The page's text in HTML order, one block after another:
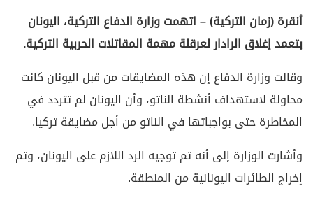
أنقرة (زمان التركية) – اتهمت وزارة الدفاع التركية، اليونان
بتعمد إغلاق الرادار لعرقلة مهمة المقاتلات الحربية التركية.
وقالت وزارة الدفاع إن هذه المضايقات من قبل اليونان كانت
محاولة لاستهداف أنشطة الناتو، وأن اليونان لم تتردد في
المخاطرة حتى بواجباتها في الناتو من أجل مضايقة تركيا.
وأشارت الوزارة إلى أنه تم توجيه الرد اللازم على اليونان، وتم
إخراج الطائرات اليونانية من المنطقة.